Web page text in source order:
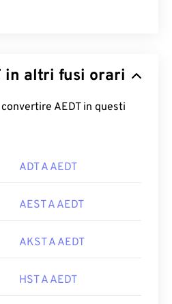
in altri fusi orari
AEDT in questi
ADT A AEDT
AEST A AEDT
AKST A AEDT
HST A AEDT